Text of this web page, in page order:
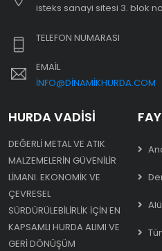
i̇steks sanayi sitesi 3. blok
TELEFON NUMARASI
EMAIL
INFO@DINAMIKHURDA.COM
HURDA VADISI
DEĞERLI METAL VE ATIK
MALZEMELERIN GÜVENILIR
LIMANI. EKONOMIK VE
ÇEVRESEL
SÜRDÜRÜLEBILIRLIK IÇIN EN
KAPSAMLI HURDA ALIMI VE
GERI DÖNÜŞÜM